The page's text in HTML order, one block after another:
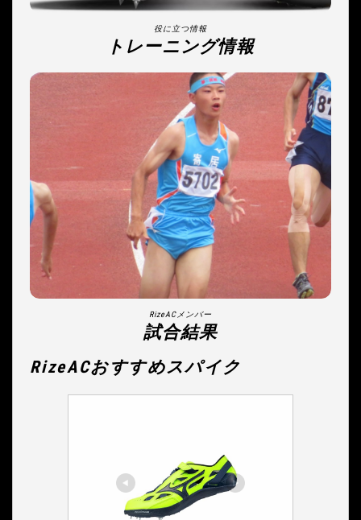
役に立つ情報
トレーニング情報
RizeACメンバー
試合結果
RizeACおすすめスパイク